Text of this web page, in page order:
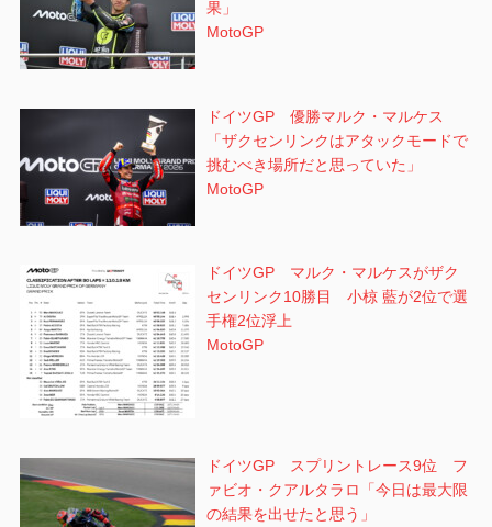
果」
MotoGP
ドイツGP 優勝マルク・マルケス
「ザクセンリンクはアタックモードで
挑むべき場所だと思っていた」
MotoGP
ドイツGP マルク・マルケスがザク
センリンク10勝目 小椋 藍が2位で選
手権2位浮上
MotoGP
ドイツGP スプリントレース9位 フ
ァビオ・クアルタラロ「今日は最大限
の結果を出せたと思う」